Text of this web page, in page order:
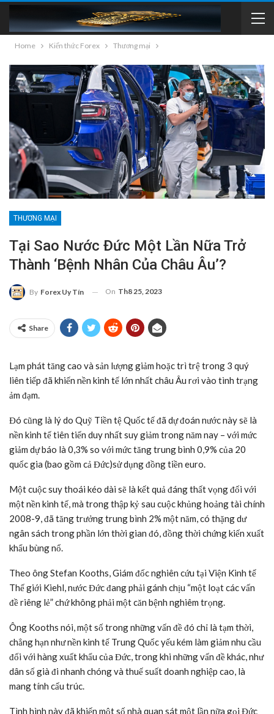
Home Kiến thức Forex Thương mại
THƯƠNG MẠI
Tại Sao Nước Đức Một Lần Nữa Trở
Thành ‘bệnh Nhân Của Châu Âu’?
By Forex Uy Tín On Th8 25, 2023
Share
Lạm phát tăng cao và sản lượng giảm hoặc trì trệ trong 3 quý
liên tiếp đã khiến nền kinh tế lớn nhất châu Âu rơi vào tình trạng
ảm đạm.
Đó cũng là lý do Quỹ Tiền tệ Quốc tế đã dự đoán nước này sẽ là
nền kinh tế tiên tiến duy nhất suy giảm trong năm nay – với mức
giảm dự báo là 0,3% so với mức tăng trung bình 0,9% của 20
quốc gia (bao gồm cả Đức)sử dụng đồng tiền euro.
Một cuộc suy thoái kéo dài sẽ là kết quả đáng thất vọng đối với
một nền kinh tế, mà trong thập kỷ sau cuộc khủng hoảng tài chính
2008-9, đã tăng trưởng trung bình 2% một năm, có thặng dư
ngân sách trong phần lớn thời gian đó, đồng thời chứng kiến xuất
khẩu bùng nổ.
Theo ông Stefan Kooths, Giám đốc nghiên cứu tại Viện Kinh tế
Thế giới Kiehl, nước Đức đang phải gánh chịu “một loạt các vấn
đề riêng lẻ” chứ không phải một căn bệnh nghiêm trọng.
Ông Kooths nói, một số trong những vấn đề đó chỉ là tạm thời,
chẳng hạn như nền kinh tế Trung Quốc yếu kém làm giảm nhu cầu
đối với hàng xuất khẩu của Đức, trong khi những vấn đề khác, như
dân số già đi nhanh chóng và thuế suất doanh nghiệp cao, là
mang tính cấu trúc.
Tình hình này đã khiến một số nhà quan sát một lần nữa gọi Đức